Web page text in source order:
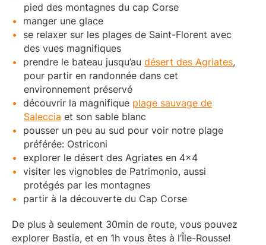
pied des montagnes du cap Corse
manger une glace
se relaxer sur les plages de Saint-Florent avec
des vues magnifiques
prendre le bateau jusqu’au désert des Agriates,
pour partir en randonnée dans cet
environnement préservé
découvrir la magnifique plage sauvage de
Saleccia et son sable blanc
pousser un peu au sud pour voir notre plage
préférée: Ostriconi
explorer le désert des Agriates en 4×4
visiter les vignobles de Patrimonio, aussi
protégés par les montagnes
partir à la découverte du Cap Corse
De plus à seulement 30min de route, vous pouvez
explorer Bastia, et en 1h vous êtes à l’Île-Rousse!